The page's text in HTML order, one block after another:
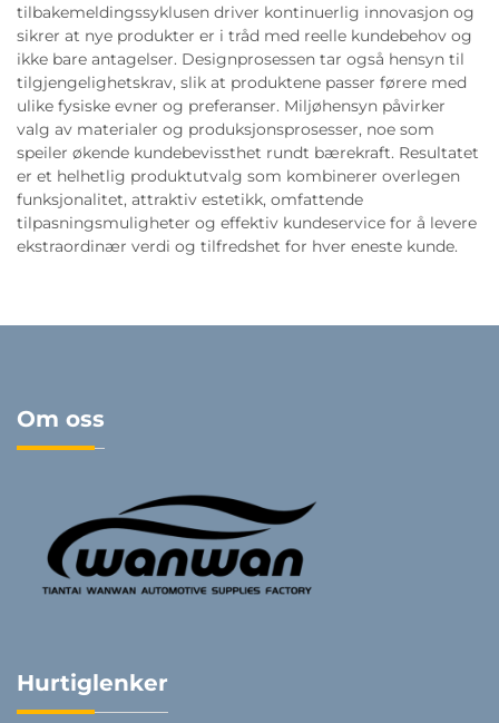
tilbakemeldingssyklusen driver kontinuerlig innovasjon og
sikrer at nye produkter er i tråd med reelle kundebehov og
ikke bare antagelser. Designprosessen tar også hensyn til
tilgjengelighetskrav, slik at produktene passer førere med
ulike fysiske evner og preferanser. Miljøhensyn påvirker
valg av materialer og produksjonsprosesser, noe som
speiler økende kundebevissthet rundt bærekraft. Resultatet
er et helhetlig produktutvalg som kombinerer overlegen
funksjonalitet, attraktiv estetikk, omfattende
tilpasningsmuligheter og effektiv kundeservice for å levere
ekstraordinær verdi og tilfredshet for hver eneste kunde.
Om oss
Hurtiglenker